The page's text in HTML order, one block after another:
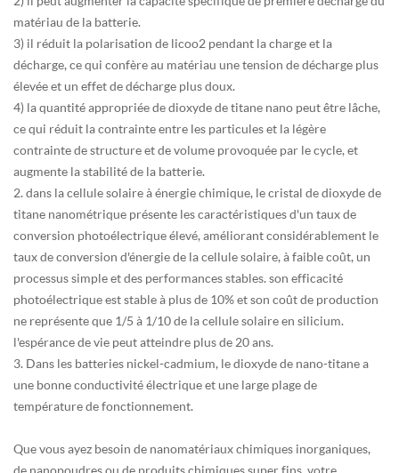
matériau de la batterie.
3) il réduit la polarisation de licoo2 pendant la charge et la
décharge, ce qui confère au matériau une tension de décharge plus
élevée et un effet de décharge plus doux.
4) la quantité appropriée de dioxyde de titane nano peut être lâche,
ce qui réduit la contrainte entre les particules et la légère
contrainte de structure et de volume provoquée par le cycle, et
augmente la stabilité de la batterie.
2. dans la cellule solaire à énergie chimique, le cristal de dioxyde de
titane nanométrique présente les caractéristiques d'un taux de
conversion photoélectrique élevé, améliorant considérablement le
taux de conversion d'énergie de la cellule solaire, à faible coût, un
processus simple et des performances stables. son efficacité
photoélectrique est stable à plus de 10% et son coût de production
ne représente que 1/5 à 1/10 de la cellule solaire en silicium.
l'espérance de vie peut atteindre plus de 20 ans.
3. Dans les batteries nickel-cadmium, le dioxyde de nano-titane a
une bonne conductivité électrique et une large plage de
température de fonctionnement.
Que vous ayez besoin de nanomatériaux chimiques inorganiques,